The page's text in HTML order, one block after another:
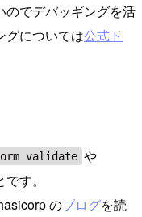
のでデバッギングを活
グについては公式ド
validate や
す。
のブログを読